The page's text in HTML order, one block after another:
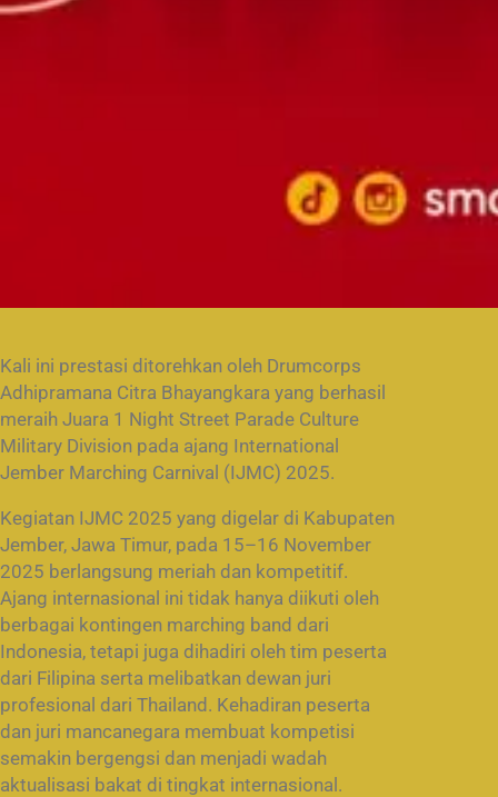
Kali ini prestasi ditorehkan oleh Drumcorps
Adhipramana Citra Bhayangkara yang berhasil
meraih Juara 1 Night Street Parade Culture
Military Division pada ajang International
Jember Marching Carnival (IJMC) 2025.
Kegiatan IJMC 2025 yang digelar di Kabupaten
Jember, Jawa Timur, pada 15–16 November
2025 berlangsung meriah dan kompetitif.
Ajang internasional ini tidak hanya diikuti oleh
berbagai kontingen marching band dari
Indonesia, tetapi juga dihadiri oleh tim peserta
dari Filipina serta melibatkan dewan juri
profesional dari Thailand. Kehadiran peserta
dan juri mancanegara membuat kompetisi
semakin bergengsi dan menjadi wadah
aktualisasi bakat di tingkat internasional.